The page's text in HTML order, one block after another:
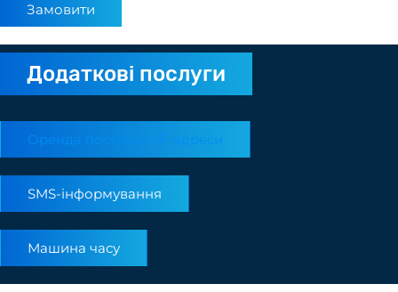
Замовити
Додаткові послуги
Оренда постійної IP-адреси
SMS-інформування
Машина часу